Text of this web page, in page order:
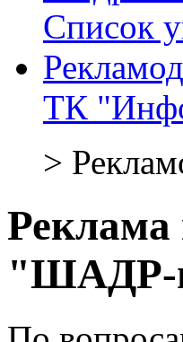
Список
ТК
>
"ШАДР-